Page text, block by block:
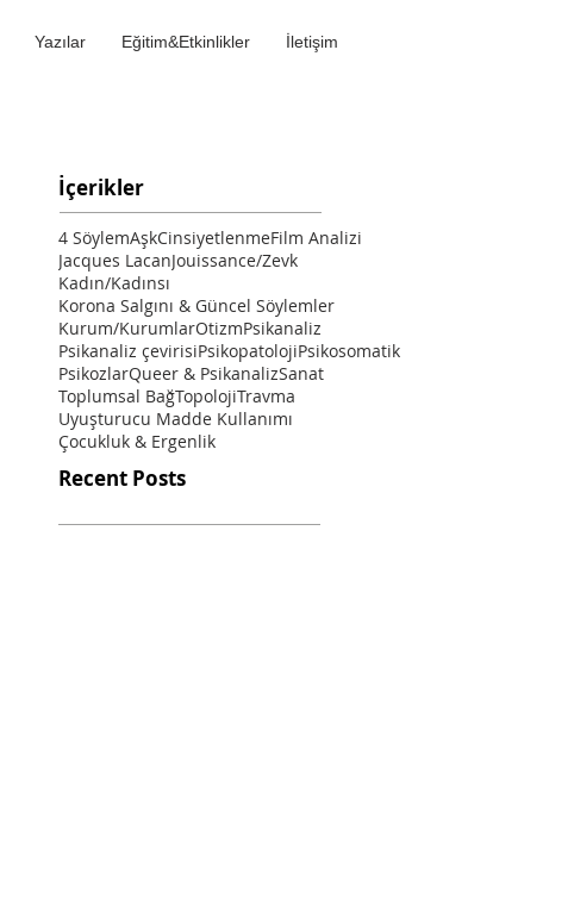
Yazılar Eğitim&Etkinlikler İletişim
İçerikler
4 SöylemAşkCinsiyetlenmeFilm Analizi
Jacques LacanJouissance/Zevk
Kadın/Kadınsı
Korona Salgını & Güncel Söylemler
Kurum/KurumlarOtizmPsikanaliz
Psikanaliz çevirisiPsikopatolojiPsikosomatik
PsikozlarQueer & PsikanalizSanat
Toplumsal BağTopolojiTravma
Uyuşturucu Madde Kullanımı
Çocukluk & Ergenlik
Recent Posts